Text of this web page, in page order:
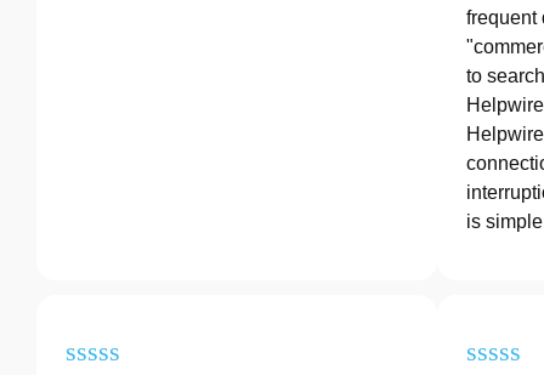
frequent
to
is